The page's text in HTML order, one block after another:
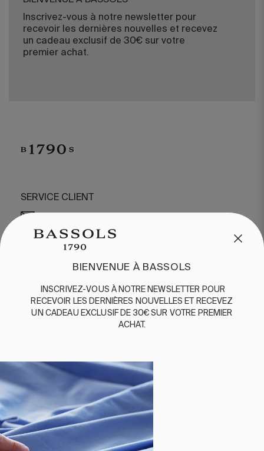
Inscrivez-vous à notre newsletter pour
recevoir les dernières nouvelles et recevez
un cadeau exclusif de 30€ sur votre
premier achat.
BASSOLS
SERVICE CLIENT
QUESTIONS FRÉQUENTES
EXPÉDITION ET RETOURS
ESPAÑOL / FRANÇAIS
©2026 COPYRIGHT © 2013-PRESENT MAGENTO, INC. ALL
TERMES ET CONDITIONS POLITIQUE DE CONFIDENTIALITÉ
SUIVEZ-NOUS
BIENVENUE À BASSOLS
INSCRIVEZ-VOUS À NOTRE NEWSLETTER POUR
RECEVOIR LES DERNIÈRES NOUVELLES ET RECEVEZ
UN CADEAU EXCLUSIF DE 30€SUR VOTRE PREMIER
ACHAT.